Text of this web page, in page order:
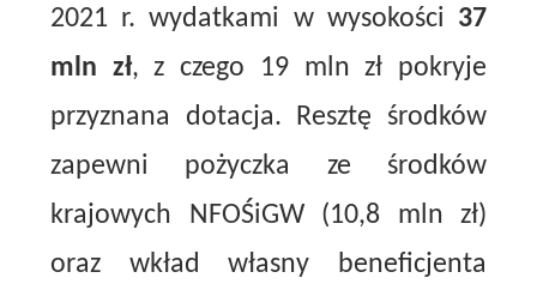
2021 r. wydatkami w wysokości 37
mln zł, z czego 19 mln zł pokryje
przyznana dotacja. Resztę środków
zapewni pożyczka ze środków
krajowych NFOŚiGW (10,8 mln zł)
oraz wkład własny beneficjenta